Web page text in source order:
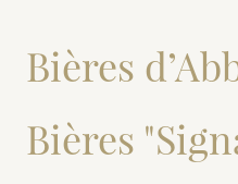
Bières
Bières